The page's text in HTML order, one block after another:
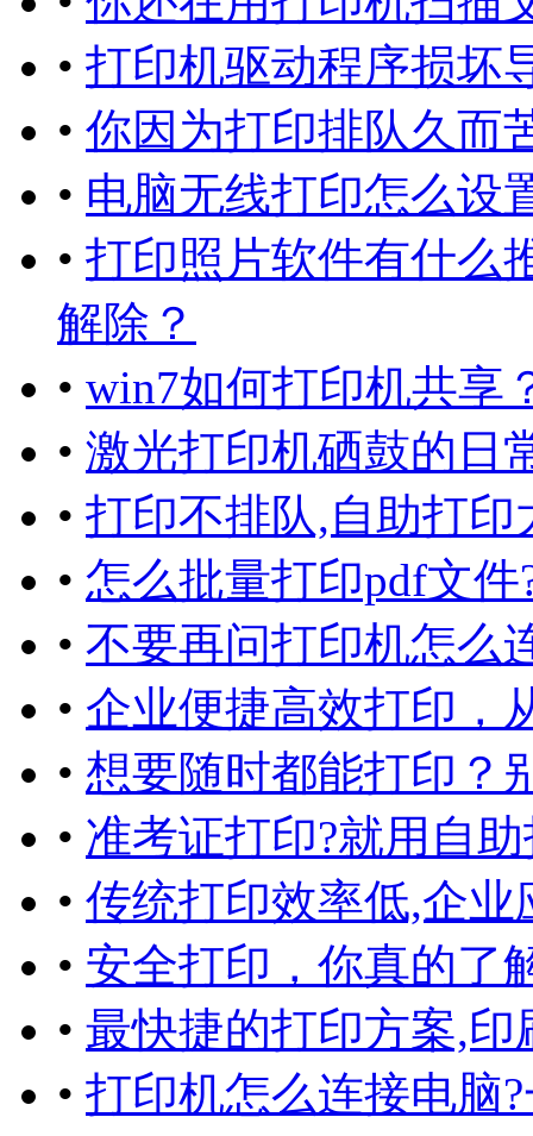
• 打印机驱动程序损坏
• 你因为打印排队久而
• 电脑无线打印怎么设
• 打印照片软件有什么
解除？
• win7如何打印机共享
• 激光打印机硒鼓的日
• 打印不排队,自助打印
• 怎么批量打印pdf文
• 不要再问打印机怎么
• 企业便捷高效打印，
• 想要随时都能打印？
• 准考证打印?就用自
• 传统打印效率低,企业
• 安全打印，你真的了
• 最快捷的打印方案,
• 打印机怎么连接电脑